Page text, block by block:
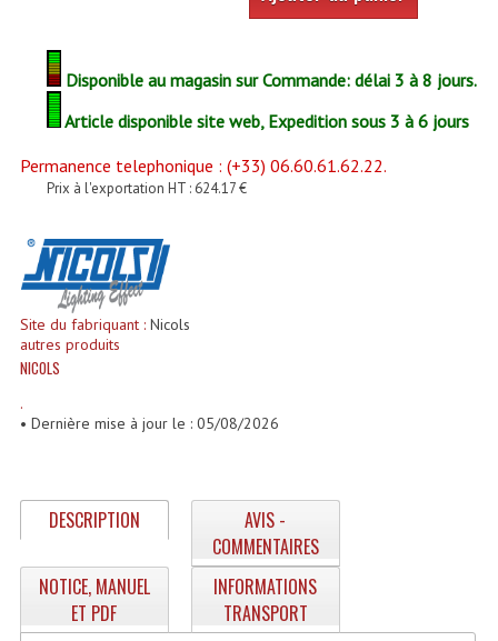
Enceintes Passives Sono
Caissons De Basses
Enceintes (Ecoutes De Studio)
Enceintes Hifi
Enceintes Monitoring
Filtres Actifs, Correcteurs
Disponible au magasin sur Commande: délai 3 à 8 jours.
Article disponible site web, Expedition sous 3 à 6 jours
Permanence telephonique : (+33) 06.60.61.62.22.
Prix à l'exportation HT : 624.17 €
Site du fabriquant :Nicols
autres produits
NICOLS
.
• Dernière mise à jour le : 05/08/2026
DESCRIPTION
AVIS -
COMMENTAIRES
NOTICE, MANUEL
ET PDF
INFORMATIONS
TRANSPORT